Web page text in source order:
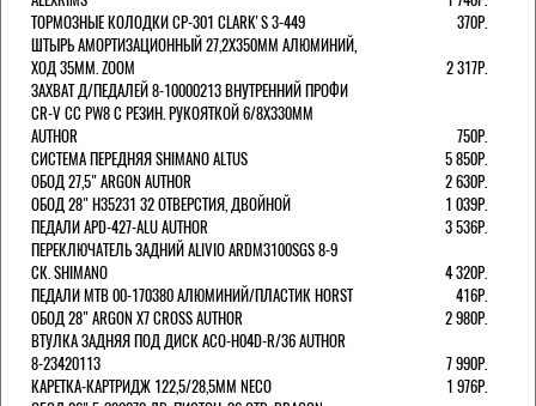
ТОРМОЗНЫЕ КОЛОДКИ CP-301 CLARK'S 3-449
370Р.
ШТЫРЬ АМОРТИЗАЦИОННЫЙ 27,2Х350ММ АЛЮМИНИЙ,
ХОД 35ММ. ZOOM
2 317Р.
ЗАХВАТ Д/ПЕДАЛЕЙ 8-10000213 ВНУТРЕННИЙ ПРОФИ
CR-V CC PW8 С РЕЗИН. РУКОЯТКОЙ 6/8X330ММ
AUTHOR
750Р.
СИСТЕМА ПЕРЕДНЯЯ SHIMANO ALTUS
5 850Р.
ОБОД 27,5" ARGON AUTHOR
2 630Р.
ОБОД 28" H35231 32 ОТВЕРСТИЯ, ДВОЙНОЙ
1 039Р.
ПЕДАЛИ APD-427-ALU AUTHOR
3 536Р.
ПЕРЕКЛЮЧАТЕЛЬ ЗАДНИЙ ALIVIO ARDM3100SGS 8-9
СК. SHIMANO
4 320Р.
ПЕДАЛИ MTB 00-170380 АЛЮМИНИЙ/ПЛАСТИК HORST
416Р.
ОБОД 28" ARGON X7 CROSS AUTHOR
2 980Р.
ВТУЛКА ЗАДНЯЯ ПОД ДИСК ACO-H04D-R/36 AUTHOR
8-23420113
7 990Р.
КАРЕТКА-КАРТРИДЖ 122,5/28,5ММ NECO
1 976Р.